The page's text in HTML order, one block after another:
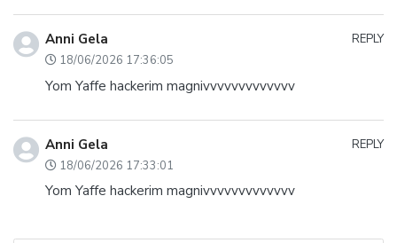
Anni Gela
18/06/2026 17:36:05
Yom Yaffe hackerim magnivvvvvvvvvvvvv
REPLY
Anni Gela
18/06/2026 17:33:01
Yom Yaffe hackerim magnivvvvvvvvvvvvv
REPLY